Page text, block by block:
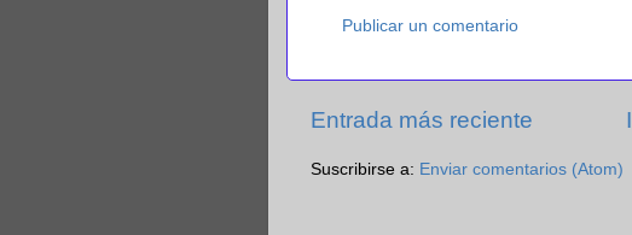
Publicar un comentario
Entrada más reciente
Suscribirse a: Enviar comentarios (Atom)